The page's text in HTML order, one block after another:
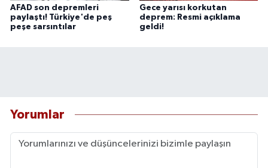
AFAD son depremleri
paylaştı! Türkiye'de peş
peşe sarsıntılar
Gece yarısı korkutan
deprem: Resmi açıklama
geldi!
Yorumlar